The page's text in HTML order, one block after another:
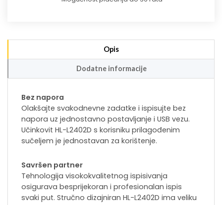
Opis
Dodatne informacije
Bez napora
Olakšajte svakodnevne zadatke i ispisujte bez
napora uz jednostavno postavljanje i USB vezu.
Učinkovit HL-L2402D s korisniku prilagođenim
sučeljem je jednostavan za korištenje.
Savršen partner
Tehnologija visokokvalitetnog ispisivanja
osigurava besprijekoran i profesionalan ispis
svaki put. Stručno dizajniran HL-L2402D ima veliku